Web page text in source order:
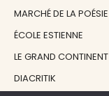
MARCHÉ DE LA POÉSIE
ÉCOLE ESTIENNE
LE GRAND CONTINENT
DIACRITIK